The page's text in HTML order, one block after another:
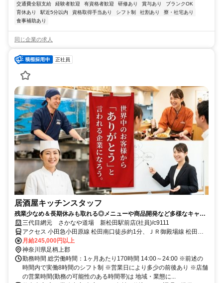
交通費全額支給
経験者歓迎 有資格者歓迎 研修あり 賞与あり
ブランクOK
育休あり
駅近5分以内 資格取得手当あり シフト制 社割あり
寮・社宅あり
食事補助あり
同じ企業の求人
正社員
居酒屋キッチンスタッフ
残業少なめ＆長期休みも取れる◎メニューや商品開発など多様なキャリ
アパス！飲食未経験もOK◎
三代目網元 さかなや道場 新松田駅前店(社員)/c9111
アクセス 小田急小田原線 松田南口徒歩約1分、ＪＲ御殿場線 松田南
口徒歩約1分、小田急小田原線 新松田北口徒歩約1分 松田駅すぐ
月給245,000円以上
神奈川県足柄上郡
勤務時間 総労働時間：1ヶ月あたり170時間 14:00～24:00 ※前述の
時間内で実働8時間のシフト制 ※営業日により多少の前後あり ※店舗
の営業時間(勤務の可能性のある時間帯)は 地域・業態に...